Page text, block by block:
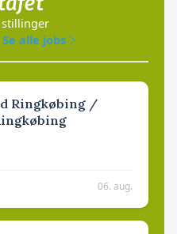
Se alle jobs
Ringkøbing /
06. aug.